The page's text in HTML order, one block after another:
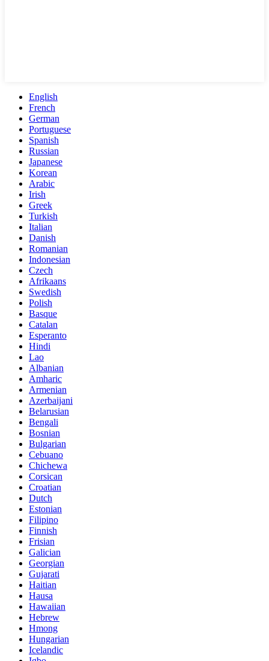
English
French
German
Portuguese
Spanish
Russian
Japanese
Korean
Arabic
Irish
Greek
Turkish
Italian
Danish
Romanian
Indonesian
Czech
Afrikaans
Swedish
Polish
Basque
Catalan
Esperanto
Hindi
Lao
Albanian
Amharic
Armenian
Azerbaijani
Belarusian
Bengali
Bosnian
Bulgarian
Cebuano
Chichewa
Corsican
Croatian
Dutch
Estonian
Filipino
Finnish
Frisian
Galician
Georgian
Gujarati
Haitian
Hausa
Hawaiian
Hebrew
Hmong
Hungarian
Icelandic